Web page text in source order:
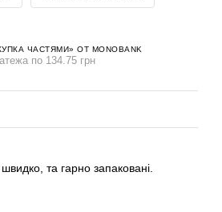
ЧАСТЯМИ» ОТ MONOBANK
по 134.75 грн
та гарно запаковані.